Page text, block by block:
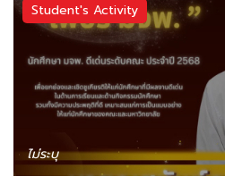
Student's Activity
ไม่ระบุ